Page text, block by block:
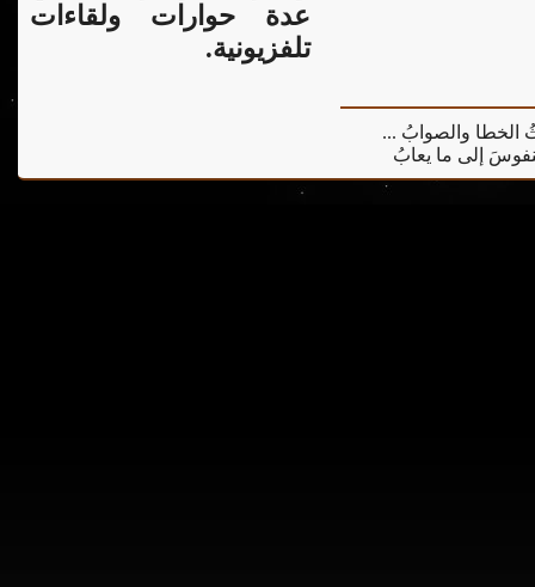
عدة حوارات ولقاءات
تلفزيونية.
الخطا والصوابُ ...
إلى ما يعابُ